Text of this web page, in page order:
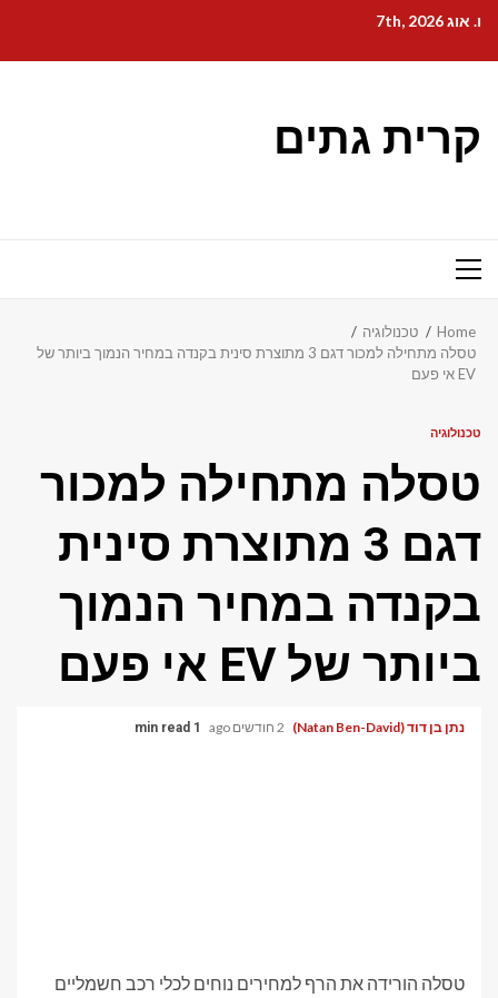
content
ו. אוג 7th, 2026
קרית גתים
Primary
Home
טכנולוגיה
טסלה מתחילה למכור דגם 3 מתוצרת סינית בקנדה במחיר הנמוך ביותר של
EV אי פעם
טכנולוגיה
טסלה מתחילה למכור
דגם 3 מתוצרת סינית
בקנדה במחיר הנמוך
ביותר של EV אי פעם
נתן בן דוד (Natan Ben-David) 2 חודשים ago 1 min read
טסלה הורידה את הרף למחירים נוחים לכלי רכב חשמליים